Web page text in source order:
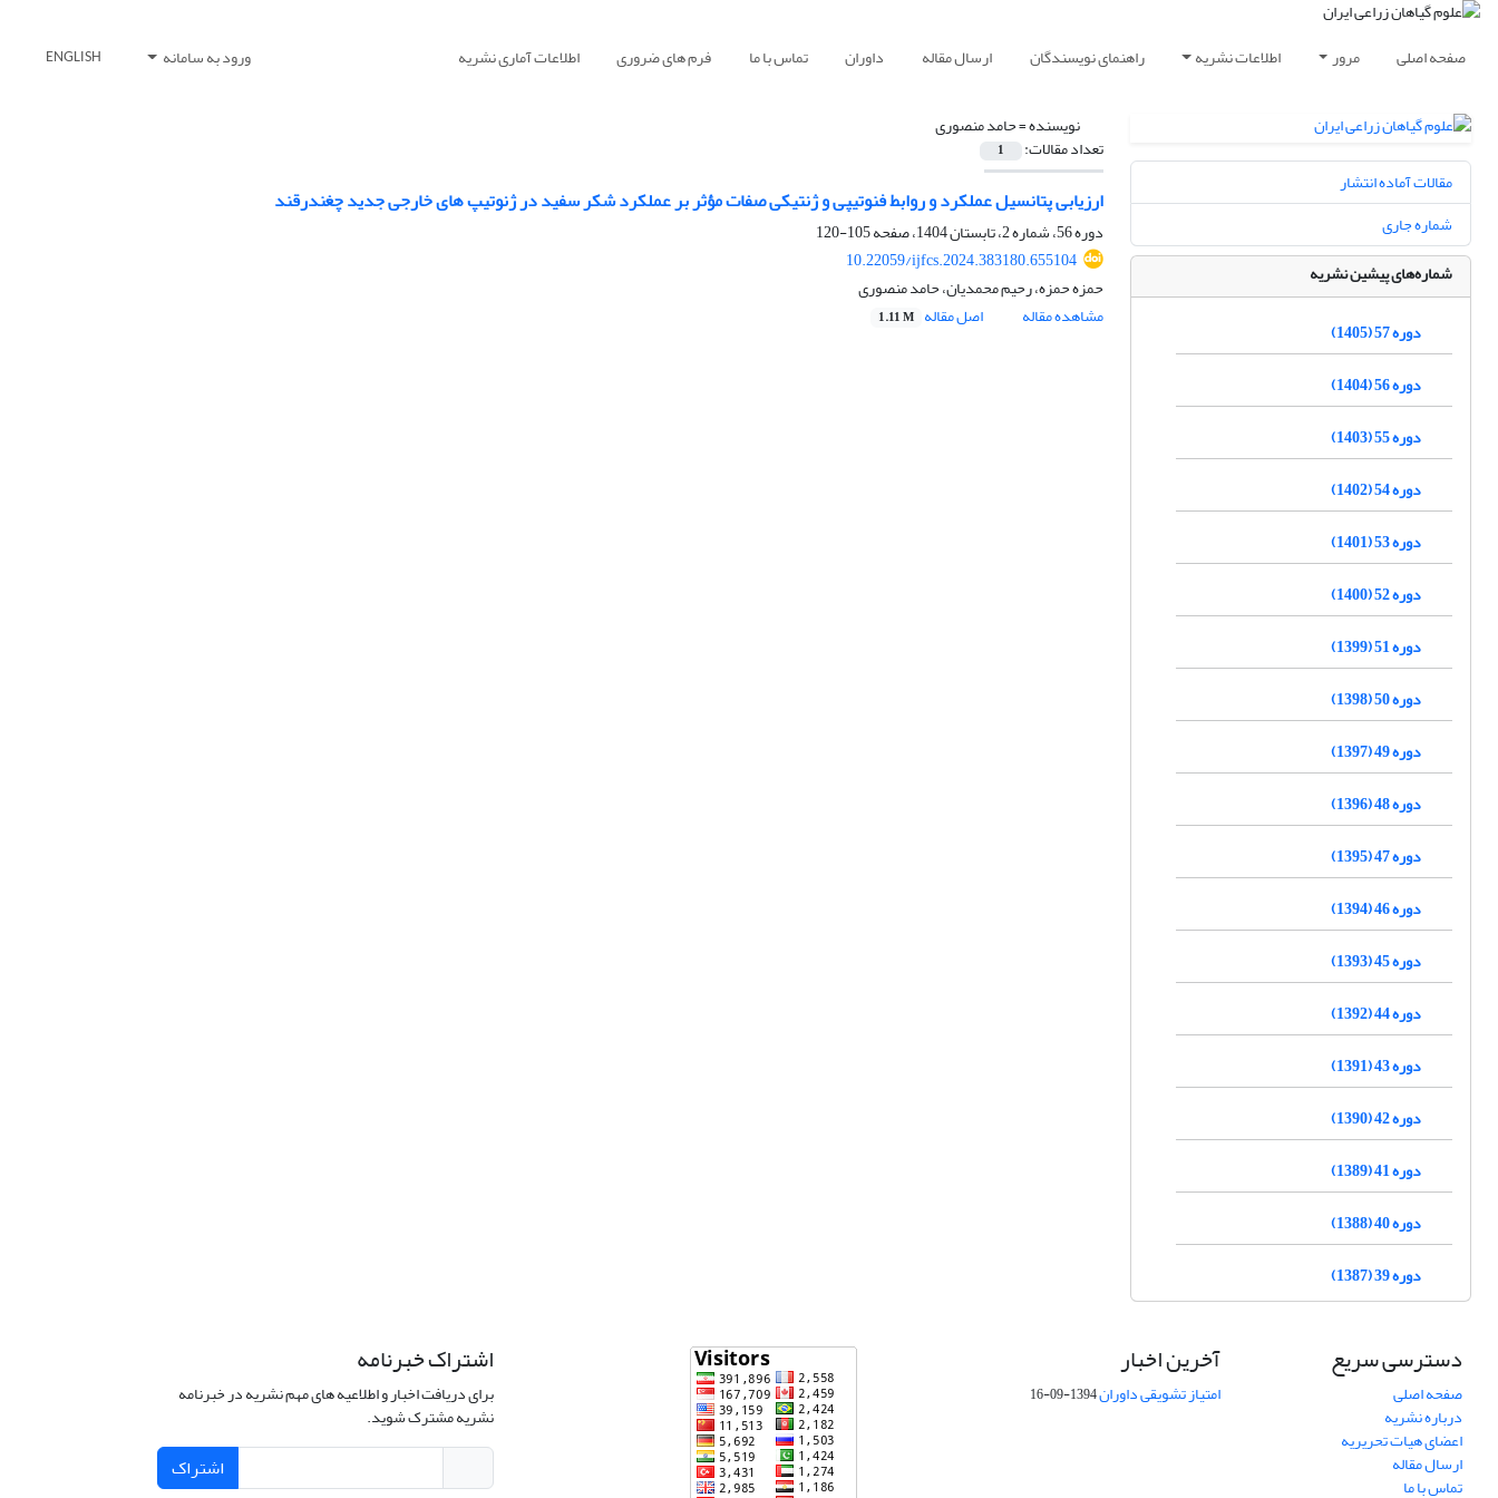
صفحه اصلی مرور اطلاعات نشریه راهنمای نویسندگان ارسال مقاله داوران تماس با ما فرم های ضروری اطلاعات آماری نشریه ورود به سامانه ENGLISH
نویسنده =حامد منصوری
تعداد مقالات: 1
ارزیابی پتانسیل عملکرد و روابط فنوتیپی و ژنتیکی صفات مؤثر بر عملکرد شکر سفید در ژنوتیپ های خارجی جدید چغندرقند
دوره 56، شماره 2، تابستان 1404، صفحه
105-120
10.22059/ijfcs.2024.383180.655104
حمزه حمزه، رحیم محمدیان، حامد منصوری
مشاهده مقاله
اصل مقاله 1.11 M
مقالات آماده انتشار
شماره جاری
شماره‌های پیشین نشریه
دوره 57 (1405)
دوره 56 (1404)
دوره 55 (1403)
دوره 54 (1402)
دوره 53 (1401)
دوره 52 (1400)
دوره 51 (1399)
دوره 50 (1398)
دوره 49 (1397)
دوره 48 (1396)
دوره 47 (1395)
دوره 46 (1394)
دوره 45 (1393)
دوره 44 (1392)
دوره 43 (1391)
دوره 42 (1390)
دوره 41 (1389)
دوره 40 (1388)
دوره 39 (1387)
دسترسی سریع
صفحه اصلی
درباره نشریه
اعضای هیات تحریریه
ارسال مقاله
تماس با ما
آخرین اخبار
امتیاز تشویقی داوران1394-09-16
اشتراک خبرنامه
برای دریافت اخبار و اطلاعیه های مهم نشریه در خبرنامه
نشریه مشترک شوید.
اشتراک